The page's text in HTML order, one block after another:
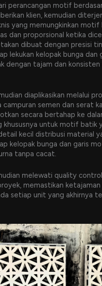
perancangan motif
klien, kemudian
yang memungkinkan motif
dan proporsional ketika
dibuat dengan presisi
lekukan kelopak bunga dan
dengan tajam dan konsisten
diaplikasikan melalui
campuran semen dan serat
secara bertahap ke
khususnya untuk motif batik
kecil distribusi material
kelopak bunga dan garis
tanpa cacat.
melewati quality
memastikan
setiap unit yang akhirnya